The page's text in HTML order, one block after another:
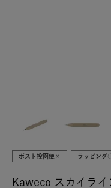
ポスト投函便× ラッピング
Kaweco スカイラ